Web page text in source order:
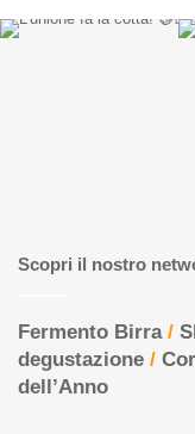
Scopri il nostro
Fermento Birra/
degustazione /
dell’Anno